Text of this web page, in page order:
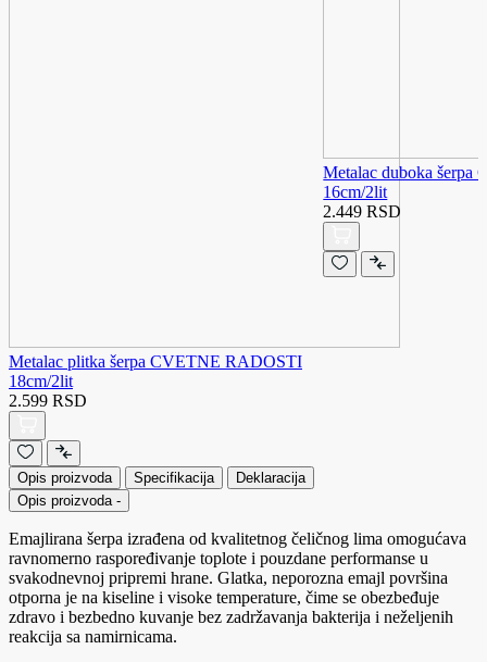
Metalac plitka šerpa CVETNE RADOSTI
18cm/2lit
2.599 RSD
Metalac duboka
16cm/2lit
2.449 RSD
Opis proizvoda Specifikacija
Deklaracija
Opis proizvoda -
Emajlirana šerpa izrađena od kvalitetnog čeličnog lima omogućava
ravnomerno raspoređivanje toplote i pouzdane performanse u
svakodnevnoj pripremi hrane. Glatka, neporozna emajl površina
otporna je na kiseline i visoke temperature, čime se obezbeđuje
zdravo i bezbedno kuvanje bez zadržavanja bakterija i neželjenih
reakcija sa namirnicama.